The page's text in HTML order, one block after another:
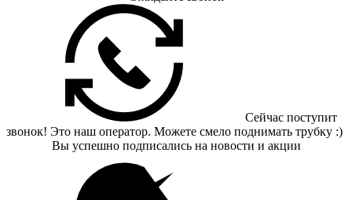
Сейчас поступит
звонок! Это наш оператор. Можете смело поднимать трубку :)
Вы успешно подписались на новости и акции